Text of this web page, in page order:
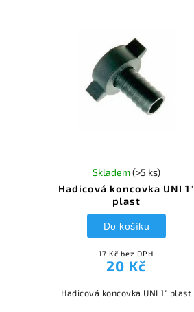
Hadicová koncovka UNI 1"
plast
Skladem(>5 ks)
17 Kč bez DPH
20 Kč
Do košíku
Hadicová koncovka UNI 1" plast